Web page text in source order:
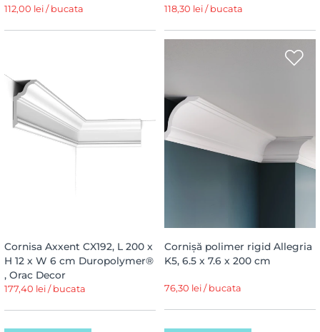
112,00 lei / bucata 118,30 lei / bucata
Cornisa Axxent CX192, L 200 x
H 12 x W 6 cm Duropolymer®
, Orac Decor
177,40 lei / bucata
Cornișă polimer rigid Allegria
K5, 6.5 x 7.6 x 200 cm
76,30 lei / bucata